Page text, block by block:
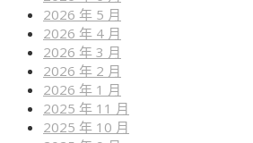
2026 年 5 月
2026 年 4 月
2026 年 3 月
2026 年 2 月
2026 年 1 月
2025 年 11 月
2025 年 10 月